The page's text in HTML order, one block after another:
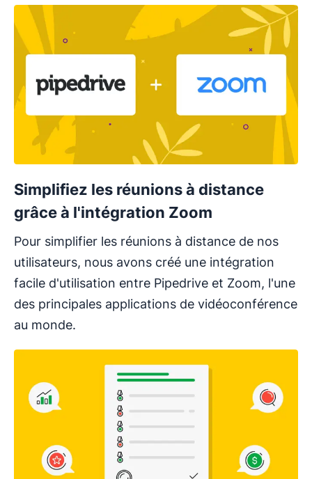
Simplifiez les réunions à distance
grâce à l'intégration Zoom
Pour simplifier les réunions à distance de nos
utilisateurs, nous avons créé une intégration
facile d'utilisation entre Pipedrive et Zoom, l'une
des principales applications de vidéoconférence
au monde.